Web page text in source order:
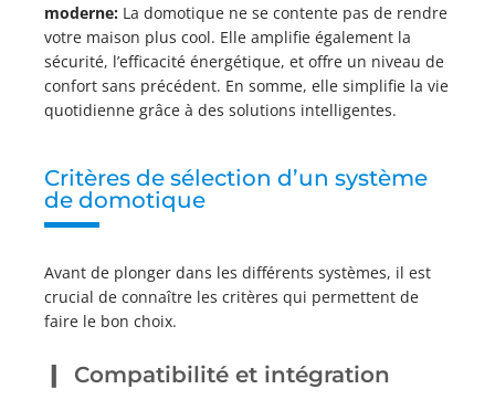
moderne: La domotique ne se contente pas de rendre
votre maison plus cool. Elle amplifie également la
sécurité, l’efficacité énergétique, et offre un niveau de
confort sans précédent. En somme, elle simplifie la vie
quotidienne grâce à des solutions intelligentes.
Critères de sélection d’un système
de domotique
Avant de plonger dans les différents systèmes, il est
crucial de connaître les critères qui permettent de
faire le bon choix.
Compatibilité et intégration